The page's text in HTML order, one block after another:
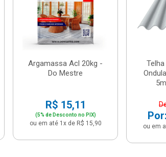
Argamassa Acl 20kg -
Do Mestre
R$ 15,11
(5% de Desconto no PIX)
ou em até 1x de R$ 15,90 ou em